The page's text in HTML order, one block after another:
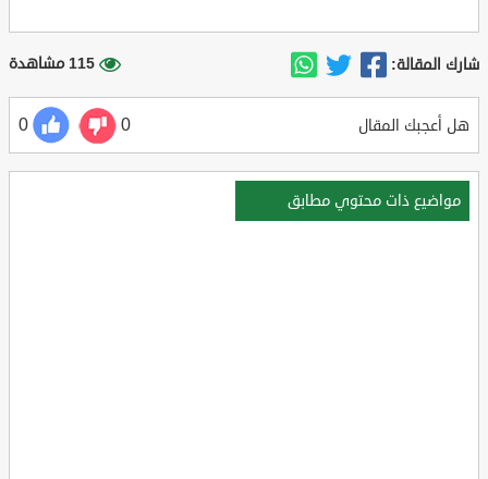
شارك المقالة: 115 مشاهدة
هل أعجبك المقال 0
0
مواضيع ذات محتوي مطابق